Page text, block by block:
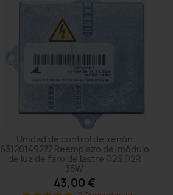
Unidad de control de xenón
63120149277 Reemplazo del módulo
de luz de faro de lastre D2S D2R
35W
43,00 €